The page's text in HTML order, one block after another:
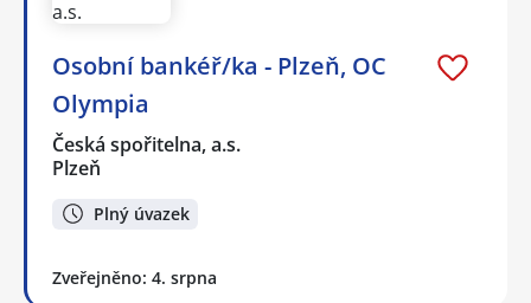
Osobní bankéř/ka - Plzeň, OC
Olympia
Česká spořitelna, a.s.
Plzeň
Plný úvazek
Zveřejněno: 4. srpna